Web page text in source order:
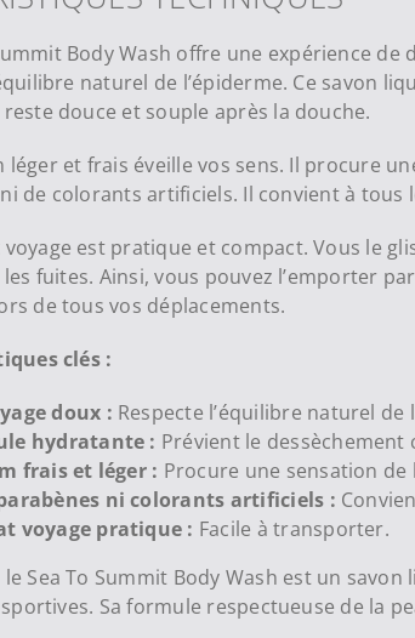
Body Wash offre une expérience
naturel de l’épiderme. Ce savon
douce et souple après la douche.
léger et frais éveille vos sens. Il procure
de colorants artificiels. Il convient à tous
est pratique et compact. Vous le
fuites. Ainsi, vous pouvez l’emporter
de tous vos déplacements.
clés :
doux : Respecte l’équilibre naturel de
hydratante : Prévient le dessèchement
frais et léger : Procure une sensation de
ni colorants artificiels :
voyage pratique : Facile à transporter.
le Sea To Summit Body Wash est un
Sa formule respectueuse de la